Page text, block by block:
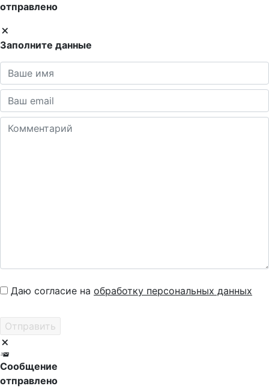
отправлено
Заполните данные
Даю согласие на обработку персональных данных
Сообщение
отправлено